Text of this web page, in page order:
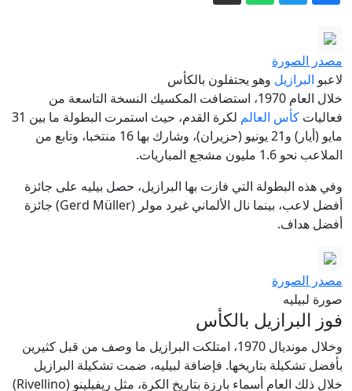
في فرنسا، لكن من المسؤول؟
قنبلة أمريكية دمرت المدينة.. عمدة
ناغازاكي يحدد الجهة المسؤولة بينما تتجنب
ذلك تاكايتشي وغوتيريش
دراسة تكشف.. جزيئات البلاستيك قد تؤثر
في نمو الجنين أثناء الحمل
في طهران (فيديو)
مصدر الصورة
لاعبو البرازيل وهو يحتفلون بالكأس
خلال العام 1970، استضافت المكسيك النسخة التاسعة من
فعاليات كأس العالم
لكرة القدم، حيث استمرت البطولة ما بين 31
مايو (أيار) و21 يونيو (حزيران)، وشارك بها 16 منتخبا، وتابع من
الملاعب نحو 1.6 مليون مشجع المباريات.
وفي هذه البطولة التي فازت بها البرازيل، حصل بيليه على جائزة
أفضل لاعب، بينما نال الألماني غيرد مولر (Gerd Müller) جائزة
أفضل هداف.
مصدر الصورة
صورة لبيليه
فوز البرازيل بالكأس
وخلال مونديال 1970، امتلكت البرازيل ما وصف من قبل كثيرين
بأفضل تشكيلة بتاريخها. فإضافة لبيليه، ضمت تشكيلة البرازيل
خلال ذلك العام أسماء بارزة بتاريخ الكرة، مثل ريفيلينو (Rivellino)